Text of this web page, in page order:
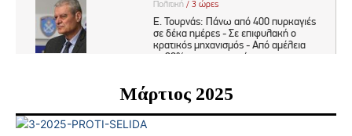
Μάρτιος 2025